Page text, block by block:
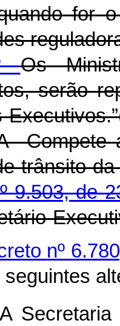
for
Os
serão
Compete
trânsito
9.503, de
nº
A